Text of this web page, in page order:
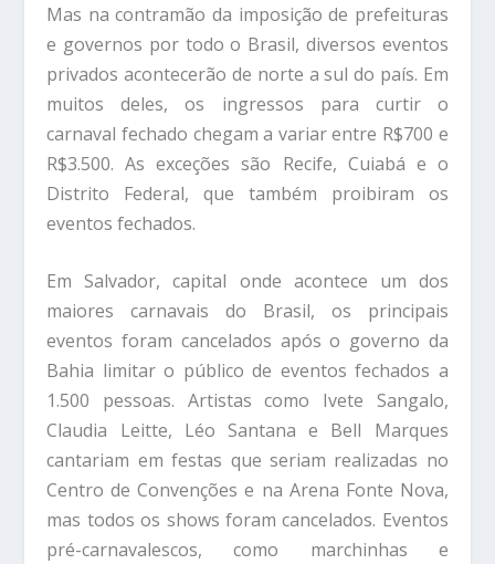
Mas na contramão da imposição de prefeituras
e governos por todo o Brasil, diversos eventos
privados acontecerão de norte a sul do país. Em
muitos deles, os ingressos para curtir o
carnaval fechado chegam a variar entre R$700 e
R$3.500. As exceções são Recife, Cuiabá e o
Distrito Federal, que também proibiram os
eventos fechados.
Em Salvador, capital onde acontece um dos
maiores carnavais do Brasil, os principais
eventos foram cancelados após o governo da
Bahia limitar o público de eventos fechados a
1.500 pessoas. Artistas como Ivete Sangalo,
Claudia Leitte, Léo Santana e Bell Marques
cantariam em festas que seriam realizadas no
Centro de Convenções e na Arena Fonte Nova,
mas todos os shows foram cancelados. Eventos
pré-carnavalescos, como marchinhas e